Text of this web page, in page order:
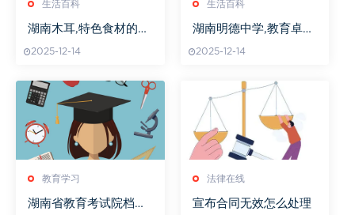
生活百科
湖南木耳,特色食材的种
分析
2025-12-14
生活百科
湖南明德中学,教育卓越
析
2025-12-14
教育学习
湖南省教育考试院档案
法律在线
宣布合同无效怎么处理